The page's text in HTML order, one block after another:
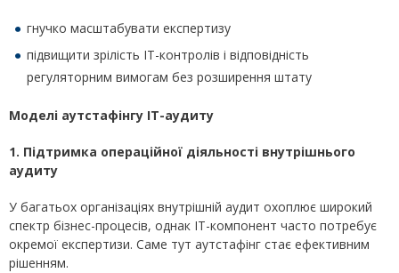
гнучко масштабувати експертизу
підвищити зрілість ІТ-контролів і відповідність
регуляторним вимогам без розширення штату
Моделі аутстафінгу ІТ-аудиту
1. Підтримка операційної діяльності внутрішнього
аудиту
У багатьох організаціях внутрішній аудит охоплює широкий
спектр бізнес-процесів, однак ІТ-компонент часто потребує
окремої експертизи. Саме тут аутстафінг стає ефективним
рішенням.